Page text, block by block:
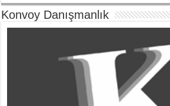
Konvoy Danışmanlık